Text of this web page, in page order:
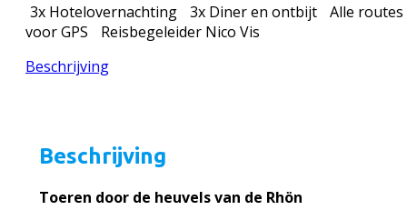
3x Hotelovernachting 3x Diner en ontbijt
Alle routes
voor GPS
Reisbegeleider Nico Vis
Beschrijving
Beschrijving
Toeren door de heuvels van de Rhön